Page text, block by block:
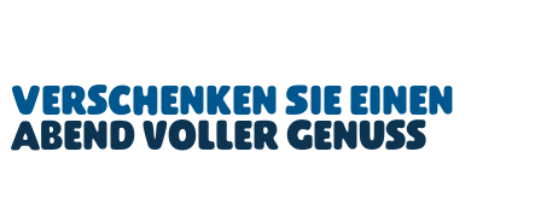
Verschenken Sie einen
Abend voller Genuss